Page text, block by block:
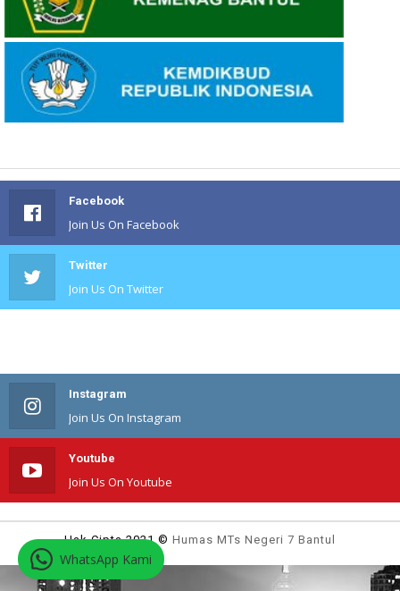
Facebook
Join Us On Facebook
Twitter
Join Us On Twitter
Instagram
Join Us On Instagram
Youtube
Join Us On Youtube
Hak Cipta 2021 © Humas MTs Negeri 7 Bantul
WhatsApp Kami